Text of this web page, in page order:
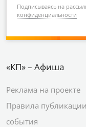
Подписываясь на
конфиденциальности
«КП» – Афиша
Реклама на проекте
Правила публикации
события